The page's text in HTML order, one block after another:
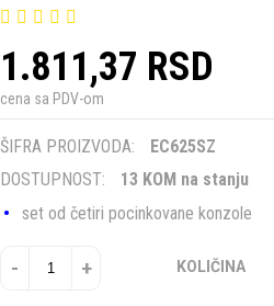
1.811,37 RSD
cena sa PDV-om
ŠIFRA PROIZVODA:
EC625SZ
DOSTUPNOST:
13 KOM na stanju
set od četiri pocinkovane konzole
- + KOLIČINA